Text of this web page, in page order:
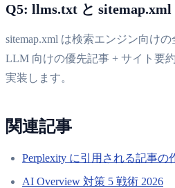
Q5: llms.txt と sitemap.xml
sitemap.xml は検索エンジン向け
LLM 向けの優先記事 + サイト要
実装します。
関連記事
Perplexity に引用される記事の
AI Overview 対策 5 戦術 2026